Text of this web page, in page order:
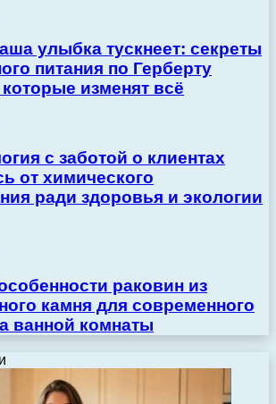
улыбка тускнеет: секреты
питания по Герберту
изменят всё
с заботой о клиентах
от химического
ради здоровья и экологии
раковин из
камня для современного
ванной комнаты